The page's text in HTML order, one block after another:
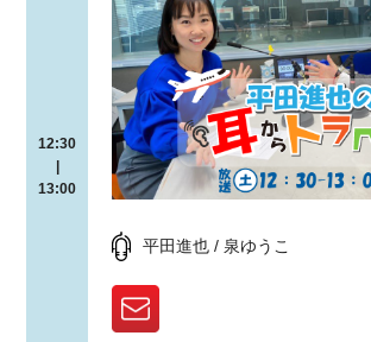
12:30
|
13:00
平田進也 / 泉ゆうこ